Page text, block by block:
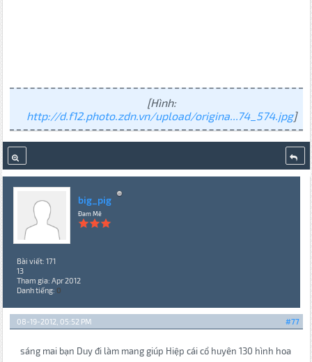
[Hình:
http://d.f12.photo.zdn.vn/upload/origina...74_574.jpg]
big_pig
Đam Mê
Bài viết: 171
13
Tham gia: Apr 2012
Danh tiếng: 0
#77
08-19-2012, 05:52 PM
sáng mai bạn Duy đi làm mang giúp Hiệp cái cổ huyên 130 hình hoa